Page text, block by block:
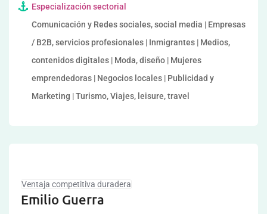
Especialización sectorial
Comunicación y Redes sociales, social media | Empresas
/ B2B, servicios profesionales | Inmigrantes | Medios,
contenidos digitales | Moda, diseño | Mujeres
emprendedoras | Negocios locales | Publicidad y
Marketing | Turismo, Viajes, leisure, travel
Ventaja competitiva duradera
Emilio Guerra